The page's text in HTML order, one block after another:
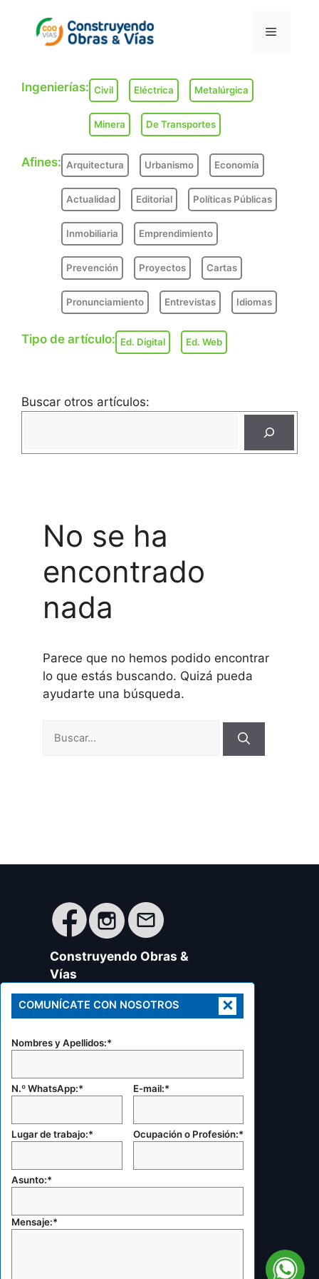
contenido
Menú
No se ha
encontrado
nada
Parece que no hemos podido encontrar
lo que estás buscando. Quizá pueda
ayudarte una búsqueda.
Ingenierías: Civil Eléctrica Metalúrgica
Minera De Transportes
Afines: Arquitectura Urbanismo Economía
Actualidad Editorial Políticas Públicas
Inmobiliaria Emprendimiento
Prevención Proyectos Cartas
Pronunciamiento Entrevistas Idiomas
Tipo de artículo: Ed. Digital Ed. Web
Buscar otros artículos:
Construyendo Obras &
Vías
ingeniería civil, eléctrica, minera,
metalúrgica, transportes y
arquitectura, urbanismo y
disciplinas afines.
Celular:
E-mail:
marketing@coovias.com
Otras secciones:
Mapa de sitio
COMUNÍCATE CON NOSOTROS ×
Nombres y Apellidos:*
N.º WhatsApp:* E-mail:*
Lugar de trabajo:* Ocupación o Profesión:*
Asunto:*
Mensaje:*